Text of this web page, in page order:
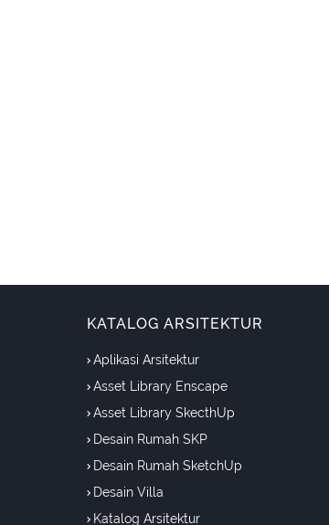
KATALOG ARSITEKTUR
Aplikasi Arsitektur
Asset Library Enscape
Asset Library SkecthUp
Desain Rumah SKP
Desain Rumah SketchUp
Desain Villa
Katalog Arsitektur